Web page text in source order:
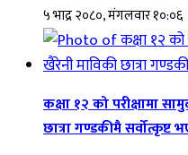
५ भाद्र २०८०, मंगलवार १०:०६
कक्षा १२ को परीक्षामा
छात्रा गण्डकीमै सर्वोत्कृष्ट